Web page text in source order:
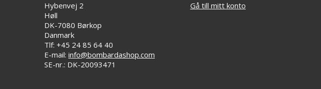
Hybenvej 2
Høll
DK-7080 Børkop
Danmark
Tlf: +45 24 85 64 40
E-mail: info@bombardashop.com
SE-nr.: DK-20093471
Gå till mitt konto